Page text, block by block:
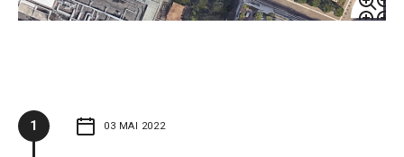
03 MAI 2022
1